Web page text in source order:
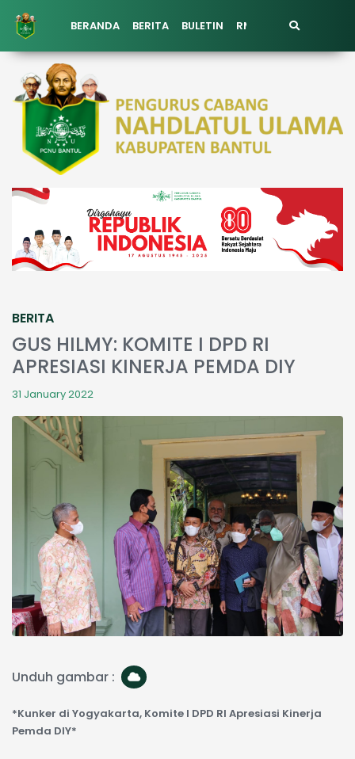
BERANDA BERITA BULETIN RMI PCNU BANTUL
BERITA
GUS HILMY: KOMITE I DPD RI
APRESIASI KINERJA PEMDA DIY
31 January 2022
Unduh gambar :
*Kunker di Yogyakarta, Komite I DPD RI Apresiasi Kinerja
Pemda DIY*